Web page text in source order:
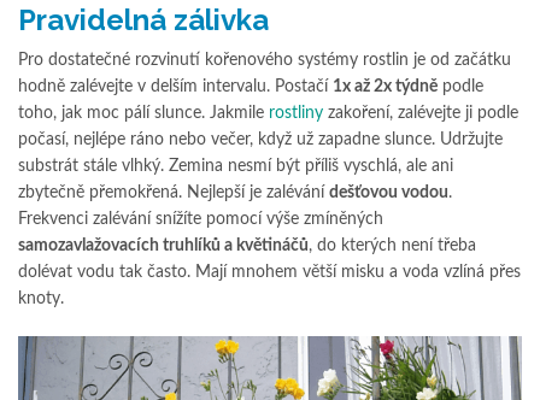
Pravidelná zálivka
Pro dostatečné rozvinutí kořenového systémy rostlin je od začátku
hodně zalévejte v delším intervalu. Postačí 1x až 2x týdně podle
toho, jak moc pálí slunce. Jakmile rostliny zakoření, zalévejte ji podle
počasí, nejlépe ráno nebo večer, když už zapadne slunce. Udržujte
substrát stále vlhký. Zemina nesmí být příliš vyschlá, ale ani
zbytečně přemokřená. Nejlepší je zalévání dešťovou vodou.
Frekvenci zalévání snížíte pomocí výše zmíněných
samozavlažovacích truhlíků a květináčů, do kterých není třeba
dolévat vodu tak často. Mají mnohem větší misku a voda vzlíná přes
knoty.